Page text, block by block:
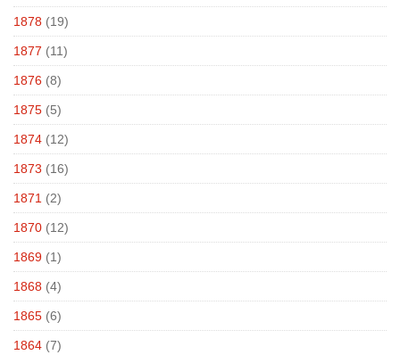
1878 (19)
1877 (11)
1876 (8)
1875 (5)
1874 (12)
1873 (16)
1871 (2)
1870 (12)
1869 (1)
1868 (4)
1865 (6)
1864 (7)